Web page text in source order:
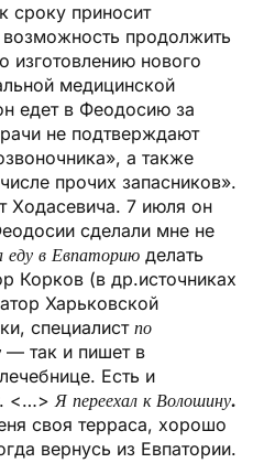
сроку приносит
возможность продолжить
изготовлению нового
медицинской
едет в Феодосию за
не подтверждают
а также
прочих запасников».
Ходасевича. 7 июля он
сделали мне не
еду в Евпаторию делать
Корков (в др.источниках
Харьковской
специалист по
— так и пишет в
Есть и
<…>Я переехал к Волошину.
своя терраса, хорошо
вернусь из Евпатории.